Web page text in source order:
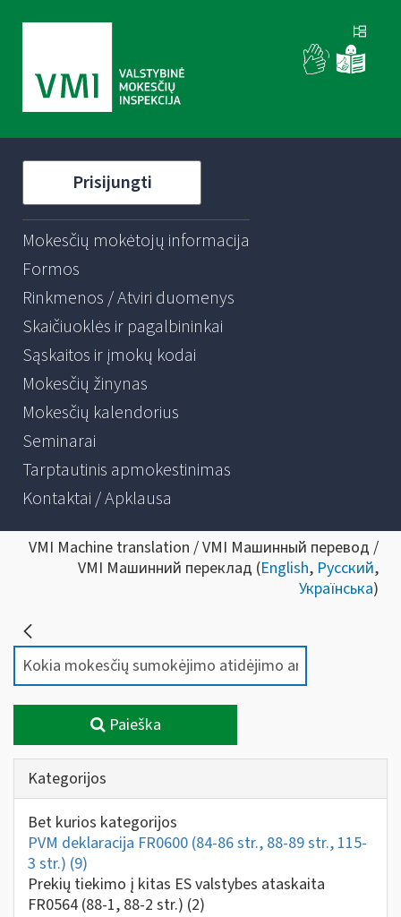
Prisijungti
Mokesčių mokėtojų informacija
Formos
Rinkmenos / Atviri duomenys
Skaičiuoklės ir pagalbininkai
Sąskaitos ir įmokų kodai
Mokesčių žinynas
Mokesčių kalendorius
Seminarai
Tarptautinis apmokestinimas
Kontaktai / Apklausa
VMI Machine translation / VMI Машинный перевод /
VMI Машинний переклад (English, Русский,
Українська)
Paieška
Kategorijos
Bet kurios kategorijos
PVM deklaracija FR0600 (84-86 str., 88-89 str., 115-
3 str.) (9)
Prekių tiekimo į kitas ES valstybes ataskaita
FR0564 (88-1, 88-2 str.) (2)